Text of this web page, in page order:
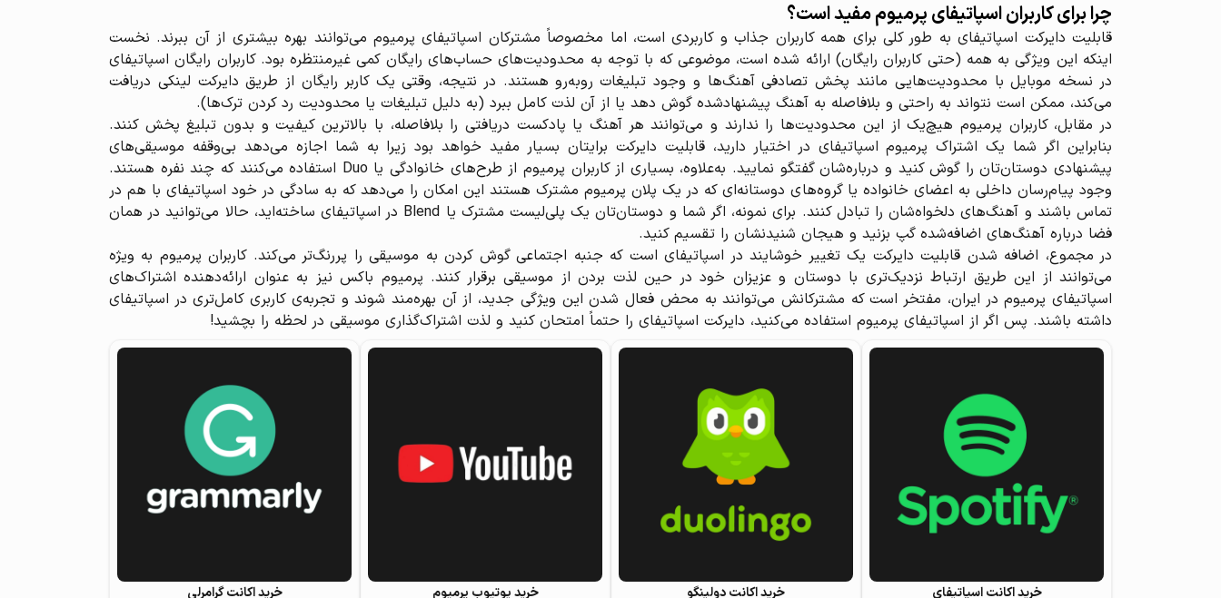
چرا برای کاربران اسپاتیفای پرمیوم مفید است؟
قابلیت دایرکت اسپاتیفای به طور کلی برای همه کاربران جذاب و کاربردی است، اما مخصوصاً مشترکان اسپاتیفای پرمیوم می‌توانند بهره بیشتری از آن ببرند. نخست
اینکه این ویژگی به همه (حتی کاربران رایگان) ارائه شده است، موضوعی که با توجه به محدودیت‌های حساب‌های رایگان کمی غیرمنتظره بود. کاربران رایگان اسپاتیفای
در نسخه موبایل با محدودیت‌هایی مانند پخش تصادفی آهنگ‌ها و وجود تبلیغات روبه‌رو هستند. در نتیجه، وقتی یک کاربر رایگان از طریق دایرکت لینکی دریافت
می‌کند، ممکن است نتواند به راحتی و بلافاصله به آهنگ پیشنهاد‌شده گوش دهد یا از آن لذت کامل ببرد (به دلیل تبلیغات یا محدودیت رد کردن ترک‌ها).
در مقابل، کاربران پرمیوم هیچ‌یک از این محدودیت‌ها را ندارند و می‌توانند هر آهنگ یا پادکست دریافتی را بلافاصله، با بالاترین کیفیت و بدون تبلیغ پخش کنند.
بنابراین اگر شما یک اشتراک پرمیوم اسپاتیفای در اختیار دارید، قابلیت دایرکت برایتان بسیار مفید خواهد بود زیرا به شما اجازه می‌دهد بی‌وقفه موسیقی‌های
پیشنهادی دوستان‌تان را گوش کنید و درباره‌شان گفتگو نمایید. به‌علاوه، بسیاری از کاربران پرمیوم از طرح‌های خانوادگی یا Duo استفاده می‌کنند که چند نفره هستند.
وجود پیام‌رسان داخلی به اعضای خانواده یا گروه‌های دوستانه‌ای که در یک پلان پرمیوم مشترک هستند این امکان را می‌دهد که به سادگی در خود اسپاتیفای با هم در
تماس باشند و آهنگ‌های دلخواه‌شان را تبادل کنند. برای نمونه، اگر شما و دوستان‌تان یک پلی‌لیست مشترک یا Blend در اسپاتیفای ساخته‌اید، حالا می‌توانید در همان
فضا درباره آهنگ‌های اضافه‌شده گپ بزنید و هیجان شنیدنشان را تقسیم کنید.
در مجموع، اضافه شدن قابلیت دایرکت یک تغییر خوشایند در اسپاتیفای است که جنبه اجتماعی گوش کردن به موسیقی را پررنگ‌تر می‌کند. کاربران پرمیوم به ویژه
می‌توانند از این طریق ارتباط نزدیک‌تری با دوستان و عزیزان خود در حین لذت بردن از موسیقی برقرار کنند. پرمیوم باکس نیز به عنوان ارائه‌دهنده اشتراک‌های
اسپاتیفای پرمیوم در ایران، مفتخر است که مشترکانش می‌توانند به محض فعال شدن این ویژگی جدید، از آن بهره‌مند شوند و تجربه‌ی کاربری کامل‌تری در اسپاتیفای
داشته باشند. پس اگر از اسپاتیفای پرمیوم استفاده می‌کنید، دایرکت اسپاتیفای را حتماً امتحان کنید و لذت اشتراک‌گذاری موسیقی در لحظه را بچشید!
خرید اکانت اسپاتیفای خرید اکانت دولینگو خرید یوتیوب پرمیوم خرید اکانت گرامرلی